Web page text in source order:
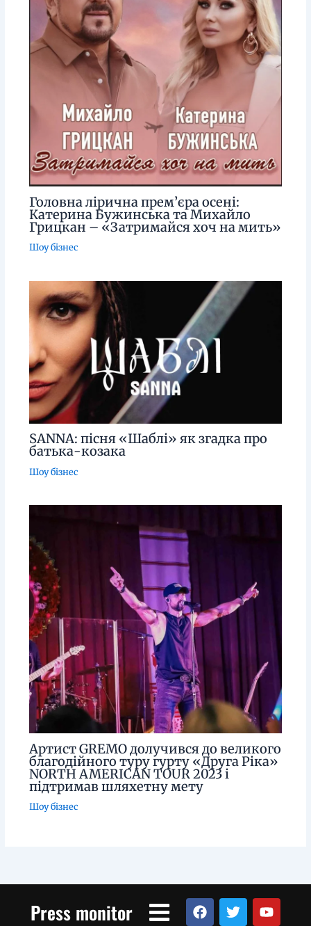
Головна лірична прем’єра осені:
Катерина Бужинська та Михайло
Грицкан – «Затримайся хоч на мить»
Шоу бізнес
SANNA: пісня «Шаблі» як згадка про
батька-козака
Шоу бізнес
Артист GREMO долучився до великого
благодійного туру гурту «Друга Ріка»
NORTH AMERICAN TOUR 2023 і
підтримав шляхетну мету
Шоу бізнес
Press monitor Menu
F
a
T
w
Y
o